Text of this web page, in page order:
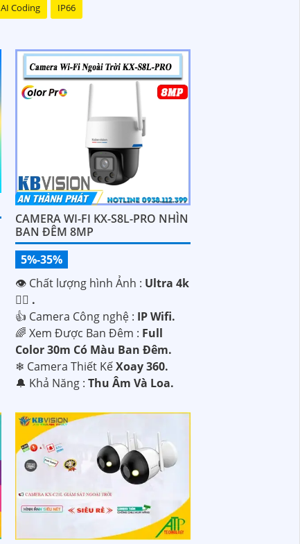
AI Coding IP66
CAMERA WI-FI KX-S8L-PRO NHÌN
BAN ĐÊM 8MP
5%-35%
👁 Chất lượng hình Ảnh : Ultra 4k
👍🏾 .
👍 Camera Công nghệ : IP Wifi.
🌈 Xem Được Ban Đêm : Full
Color 30m Có Màu Ban Ðêm.
❄ Camera Thiết KếXoay 360.
️🔔 Khả Năng : Thu Âm Và Loa.